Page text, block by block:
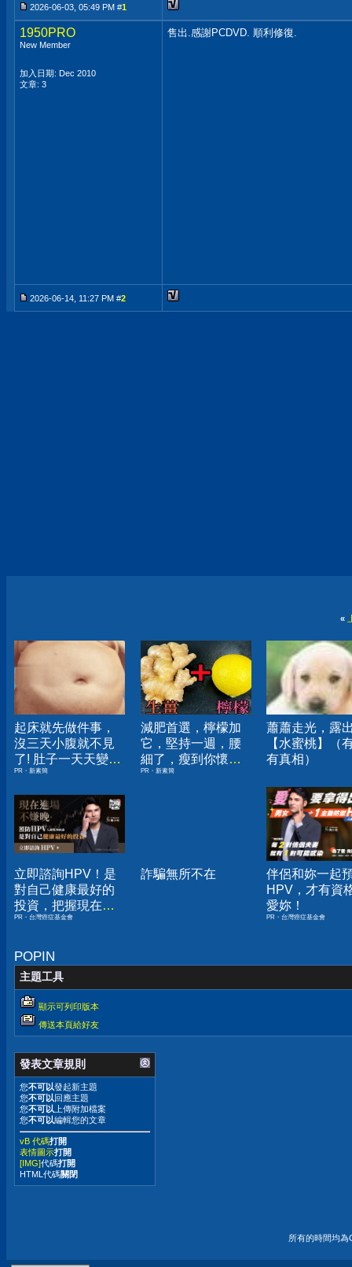
2026-06-03, 05:49 PM #1
1950PRO
New Member
加入日期: Dec 2010
文章: 3
售出.感謝PCDVD. 順利修復.
2026-06-14, 11:27 PM #2
«
起床就先做件事，
沒三天小腹就不見
了! 肚子一天天變
小！
PR・新素簡
減肥首選，檸檬加
它，堅持一週，腰
細了，瘦到你懷疑
人生
PR・新素簡
蕭蕭走光，露
【水蜜桃】（
有真相）
立即諮詢HPV！是
對自己健康最好的
投資，把握現在不
嫌晚！
PR・台灣癌症基金會
詐騙無所不在
伴侶和妳一起
HPV，才有資
愛妳！
PR・台灣癌症基金會
POPIN
主題工具
顯示可列印版本
傳送本頁給好友
發表文章規則
您不可以發起新主題
您不可以 回應主題
您不可以 上傳附加檔案
您不可以編輯您的文章
vB 代碼打開
表情圖示打開
[IMG]代碼打開
HTML代碼關閉
所有的時間均為